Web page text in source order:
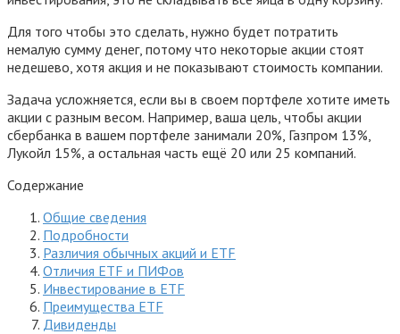
Для того чтобы это сделать, нужно будет потратить
немалую сумму денег, потому что некоторые акции стоят
недешево, хотя акция и не показывают стоимость компании.
Задача усложняется, если вы в своем портфеле хотите иметь
акции с разным весом. Например, ваша цель, чтобы акции
сбербанка в вашем портфеле занимали 20%, Газпром 13%,
Лукойл 15%, а остальная часть ещё 20 или 25 компаний.
Содержание
Общие сведения
Подробности
Различия обычных акций и ETF
Отличия ETF и ПИФов
Инвестирование в ETF
Преимущества ETF
Дивиденды